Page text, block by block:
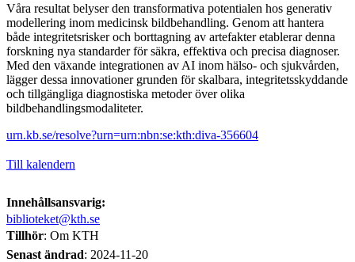
Våra resultat belyser den transformativa potentialen hos generativ
modellering inom medicinsk bildbehandling. Genom att hantera
både integritetsrisker och borttagning av artefakter etablerar denna
forskning nya standarder för säkra, effektiva och precisa diagnoser.
Med den växande integrationen av AI inom hälso- och sjukvården,
lägger dessa innovationer grunden för skalbara, integritetsskyddande
och tillgängliga diagnostiska metoder över olika
bildbehandlingsmodaliteter.
urn.kb.se/resolve?urn=urn:nbn:se:kth:diva-356604
Till kalendern
Innehållsansvarig:
biblioteket@kth.se
Tillhör: Om KTH
Senast ändrad: 2024-11-20